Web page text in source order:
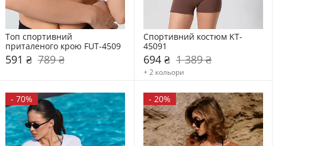
Топ спортивний
приталеного крою FUT-4509
591 ₴ 789 ₴
Спортивний костюм KT-
45091
694 ₴ 1 389 ₴
+ 2 кольори
- 70% - 20%